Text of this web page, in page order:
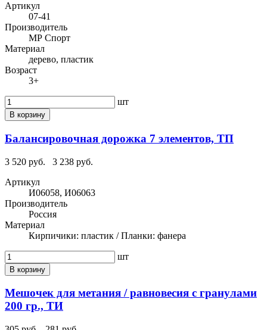
Артикул
07-41
Производитель
МР Спорт
Материал
дерево, пластик
Возраст
3+
шт
В корзину
Балансировочная дорожка 7 элементов, ТП
3 520 руб.
3 238 руб.
Артикул
И06058, И06063
Производитель
Россия
Материал
Кирпичики: пластик / Планки: фанера
шт
В корзину
Мешочек для метания / равновесия с гранулами
200 гр., ТИ